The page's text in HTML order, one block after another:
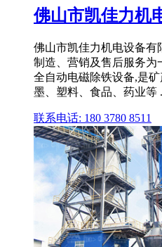
佛山市凯佳力机
佛山市凯佳力机电设备有
制造、营销及售后服务为
全自动电磁除铁设备,是
墨、塑料、食品、药业等 .
联系电话: 180 3780 8511